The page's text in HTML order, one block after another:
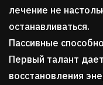
лечение не
останавливаться.
Пассивные
Первый талант
восстановления